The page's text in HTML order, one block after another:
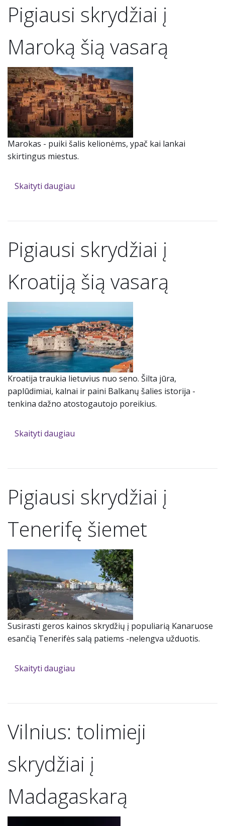
Pigiausi skrydžiai į
Maroką šią vasarą
Marokas - puiki šalis kelionėms, ypač kai lankai
skirtingus miestus.
Skaityti daugiau
Pigiausi skrydžiai į
Kroatiją šią vasarą
Kroatija traukia lietuvius nuo seno. Šilta jūra,
paplūdimiai, kalnai ir paini Balkanų šalies istorija -
tenkina dažno atostogautojo poreikius.
Skaityti daugiau
Pigiausi skrydžiai į
Tenerifę šiemet
Susirasti geros kainos skrydžių į populiarią Kanaruose
esančią Tenerifės salą patiems -nelengva užduotis.
Skaityti daugiau
Vilnius: tolimieji
skrydžiai į
Madagaskarą